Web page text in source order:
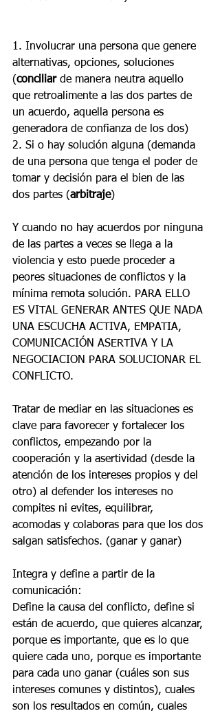
1. Involucrar una persona que genere
alternativas, opciones, soluciones
(conciliar de manera neutra aquello
que retroalimente a las dos partes de
un acuerdo, aquella persona es
generadora de confianza de los dos)
2. Si o hay solución alguna (demanda
de una persona que tenga el poder de
tomar y decisión para el bien de las
dos partes (arbitraje)
Y cuando no hay acuerdos por ninguna
de las partes a veces se llega a la
violencia y esto puede proceder a
peores situaciones de conflictos y la
mínima remota solución. PARA ELLO
ES VITAL GENERAR ANTES QUE NADA
UNA ESCUCHA ACTIVA, EMPATIA,
COMUNICACIÓN ASERTIVA Y LA
NEGOCIACION PARA SOLUCIONAR EL
CONFLICTO.
Tratar de mediar en las situaciones es
clave para favorecer y fortalecer los
conflictos, empezando por la
cooperación y la asertividad (desde la
atención de los intereses propios y del
otro) al defender los intereses no
compites ni evites, equilibrar,
acomodas y colaboras para que los dos
salgan satisfechos. (ganar y ganar)
Integra y define a partir de la
comunicación:
Define la causa del conflicto, define si
están de acuerdo, que quieres alcanzar,
porque es importante, que es lo que
quiere cada uno, porque es importante
para cada uno ganar (cuáles son sus
intereses comunes y distintos), cuales
son los resultados en común, cuales